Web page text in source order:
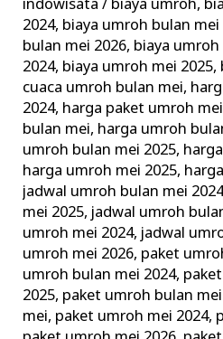
indowisata/ biaya umroh,
2024, biaya umroh bulan mei
bulan mei 2026, biaya umroh
2024, biaya umroh mei 2025,
cuaca umroh bulan mei,
2024, harga paket umroh
bulan mei, harga umroh
umroh bulan mei 2025,
harga umroh mei 2025,
jadwal umroh bulan mei
mei 2025, jadwal umroh
umroh mei 2024, jadwal
umroh mei 2026, paket
umroh bulan mei 2024,
2025, paket umroh bulan
mei, paket umroh mei 2024,
Murah
Berkualitas